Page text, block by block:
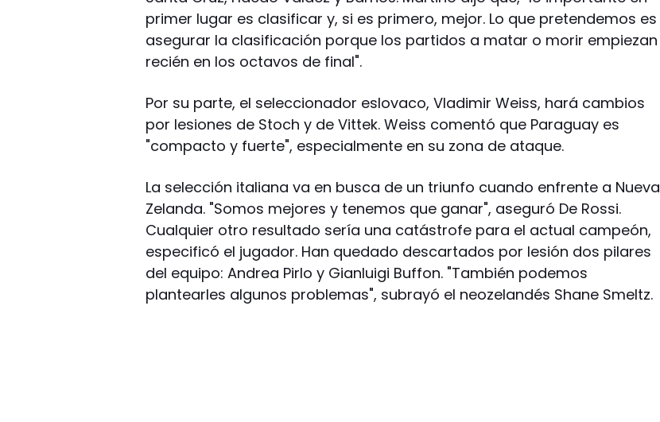
primer lugar es clasificar y, si es primero, mejor. Lo que pretendemos es
asegurar la clasificación porque los partidos a matar o morir empiezan
recién en los octavos de final".
Por su parte, el seleccionador eslovaco, Vladimir Weiss, hará cambios
por lesiones de Stoch y de Vittek. Weiss comentó que Paraguay es
"compacto y fuerte", especialmente en su zona de ataque.
La selección italiana va en busca de un triunfo cuando enfrente a Nueva
Zelanda. "Somos mejores y tenemos que ganar", aseguró De Rossi.
Cualquier otro resultado sería una catástrofe para el actual campeón,
especificó el jugador. Han quedado descartados por lesión dos pilares
del equipo: Andrea Pirlo y Gianluigi Buffon. "También podemos
plantearles algunos problemas", subrayó el neozelandés Shane Smeltz.